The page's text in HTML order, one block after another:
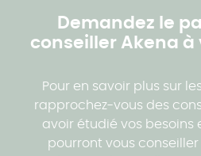
Demandez le
conseiller Akena
Pour en savoir plus sur
rapprochez-vous des
avoir étudié vos besoins
pourront vous